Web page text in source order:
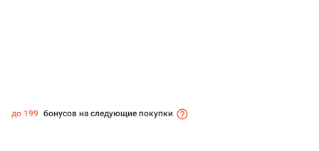
до 199 бонусов на следующие покупки